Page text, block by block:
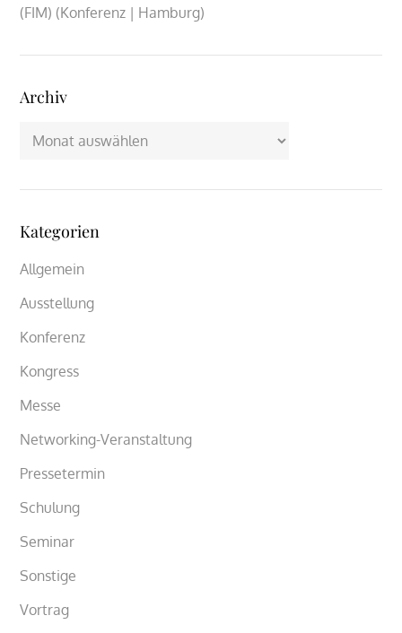
(FIM) (Konferenz | Hamburg)
Archiv
Archiv
Kategorien
Allgemein
Ausstellung
Konferenz
Kongress
Messe
Networking-Veranstaltung
Pressetermin
Schulung
Seminar
Sonstige
Vortrag